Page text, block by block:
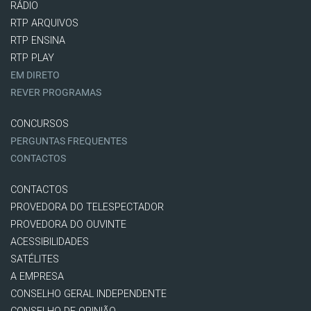
RÁDIO
RTP ARQUIVOS
RTP ENSINA
RTP PLAY
EM DIRETO
REVER PROGRAMAS
CONCURSOS
PERGUNTAS FREQUENTES
CONTACTOS
CONTACTOS
PROVEDORA DO TELESPECTADOR
PROVEDORA DO OUVINTE
ACESSIBILIDADES
SATÉLITES
A EMPRESA
CONSELHO GERAL INDEPENDENTE